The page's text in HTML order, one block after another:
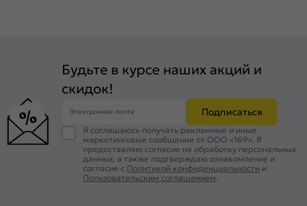
Будьте в курсе наших акций и
скидок!
Электронная почта Подписаться
Я соглашаюсь получать рекламные и иные
маркетинговые сообщения от ООО «169». Я
предоставляю согласие на обработку персональных
данных, а также подтверждаю ознакомление и
согласие с Политикой конфиденциальности и
Пользовательским соглашением.